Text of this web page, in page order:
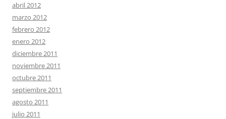
abril 2012
marzo 2012
febrero 2012
enero 2012
diciembre 2011
noviembre 2011
octubre 2011
septiembre 2011
agosto 2011
julio 2011